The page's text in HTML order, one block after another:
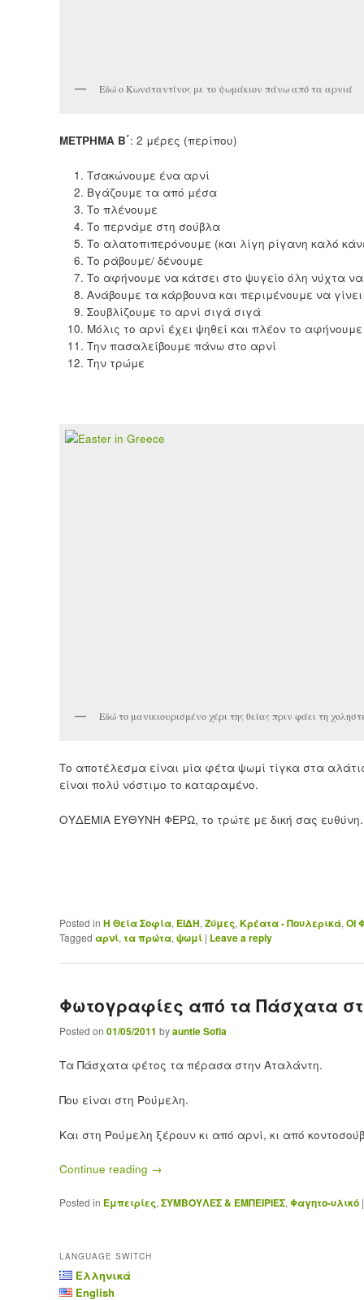
Εδώ ο Κωνσταντίνος με το ψωμάκιον πάνω από τα αρνιά
ΜΕΤΡΗΜΑ Β΄: 2 μέρες (περίπου)
Τσακώνουμε ένα αρνί
Βγάζουμε τα από μέσα
Το πλένουμε
Το περνάμε στη σούβλα
Το αλατοπιπερόνουμε (και λίγη ρίγανη καλό
Το ράβουμε/ δένουμε
Το αφήνουμε να κάτσει στο ψυγείο όλη νύχτα
Ανάβουμε τα κάρβουνα και περιμένουμε να
Σουβλίζουμε το αρνί σιγά σιγά
Μόλις το αρνί έχει ψηθεί και πλέον το
Την πασαλείβουμε πάνω στο αρνί
Την τρώμε
Εδώ το μανικιουρισμένο χέρι της θείας πριν φάει τη
Το αποτέλεσμα είναι μία φέτα ψωμί τίγκα στα
είναι πολύ νόστιμο το καταραμένο.
ΟΥΔΕΜΙΑ ΕΥΘΥΝΗ ΦΕΡΩ, το τρώτε με δική σας ευθύνη.
Posted in H Θεία Σοφία, ΕΙΔΗ, Ζύμες, Κρέατα - Πουλερικά, ΟΙ
Tagged αρνί, τα πρώτα, ψωμί | Leave a reply
Φωτογραφίες από τα Πάσχατα
Posted on 01/05/2011 byauntie Sofia
Τα Πάσχατα φέτος τα πέρασα στην Αταλάντη.
Που είναι στη Ρούμελη.
Και στη Ρούμελη ξέρουν κι από αρνί, κι από
Continue reading →
Posted in Εμπειρίες,ΣΥΜΒΟΥΛΕΣ & ΕΜΠΕΙΡΙΕΣ,Φαγητο-υλικό
LANGUAGE SWITCH
Ελληνικά
English